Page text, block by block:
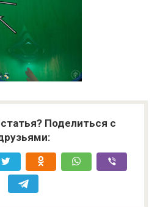
Поделиться с